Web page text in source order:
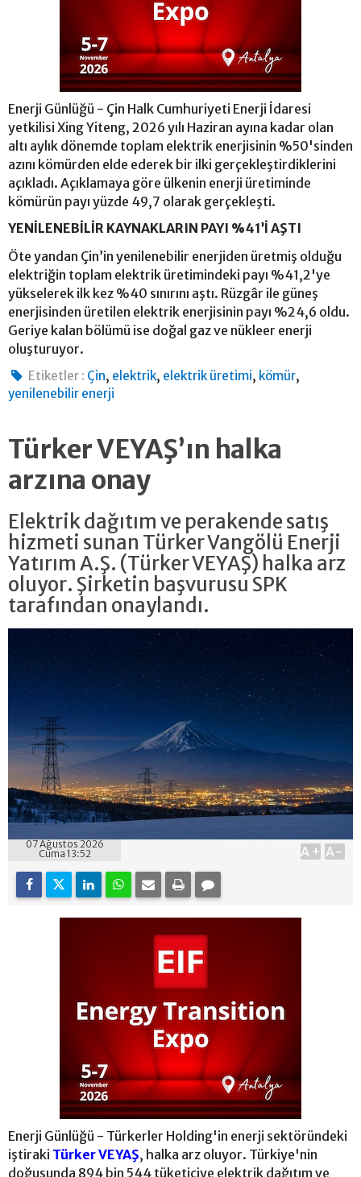
Enerji Günlüğü - Çin Halk Cumhuriyeti Enerji İdaresi
yetkilisi Xing Yiteng, 2026 yılı Haziran ayına kadar olan
altı aylık dönemde toplam elektrik enerjisinin %50'sinden
azını kömürden elde ederek bir ilki gerçekleştirdiklerini
açıkladı. Açıklamaya göre ülkenin enerji üretiminde
kömürün payı yüzde 49,7 olarak gerçekleşti.
YENİLENEBİLİR KAYNAKLARIN PAYI %41’İ AŞTI
Öte yandan Çin’in yenilenebilir enerjiden üretmiş olduğu
elektriğin toplam elektrik üretimindeki payı %41,2'ye
yükselerek ilk kez %40 sınırını aştı. Rüzgâr ile güneş
enerjisinden üretilen elektrik enerjisinin payı %24,6 oldu.
Geriye kalan bölümü ise doğal gaz ve nükleer enerji
oluşturuyor.
Etiketler : Çin, elektrik, elektrik üretimi, kömür,
yenilenebilir enerji
Türker VEYAŞ’ın halka
arzına onay
Elektrik dağıtım ve perakende satış
hizmeti sunan Türker Vangölü Enerji
Yatırım A.Ş. (Türker VEYAŞ) halka arz
oluyor. Şirketin başvurusu SPK
tarafından onaylandı.
07 Ağustos 2026
Cuma 13:52
A+ A-
Enerji Günlüğü - Türkerler Holding'in enerji sektöründeki
iştiraki Türker VEYAŞ, halka arz oluyor. Türkiye'nin
doğusunda 894 bin 544 tüketiciye elektrik dağıtım ve